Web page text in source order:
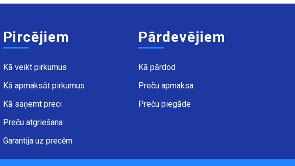
Pircējiem
Kā veikt pirkumus
Kā apmaksāt pirkumus
Kā saņemt preci
Preču atgriešana
Garantija uz precēm
Pārdevējiem
Kā pārdod
Preču apmaksa
Preču piegāde